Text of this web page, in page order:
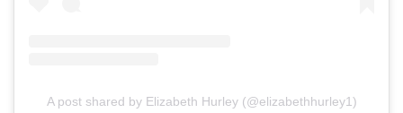
A post shared by Elizabeth Hurley (@elizabethhurley1)